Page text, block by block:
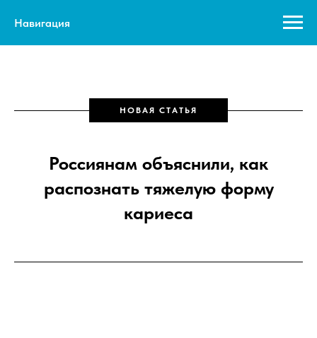
Навигация
НОВАЯ СТАТЬЯ
Россиянам объяснили, как
распознать тяжелую форму
кариеса